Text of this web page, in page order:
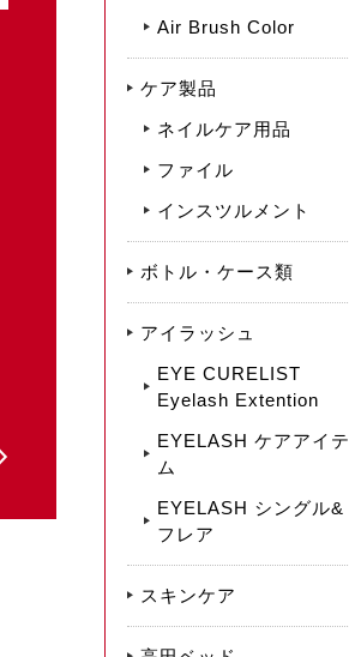
Air Brush Color
ケア製品
ネイルケア用品
ファイル
インスツルメント
ボトル・ケース類
アイラッシュ
EYE CURELIST
Eyelash Extention
EYELASH ケアアイテ
ム
EYELASH シングル&
フレア
スキンケア